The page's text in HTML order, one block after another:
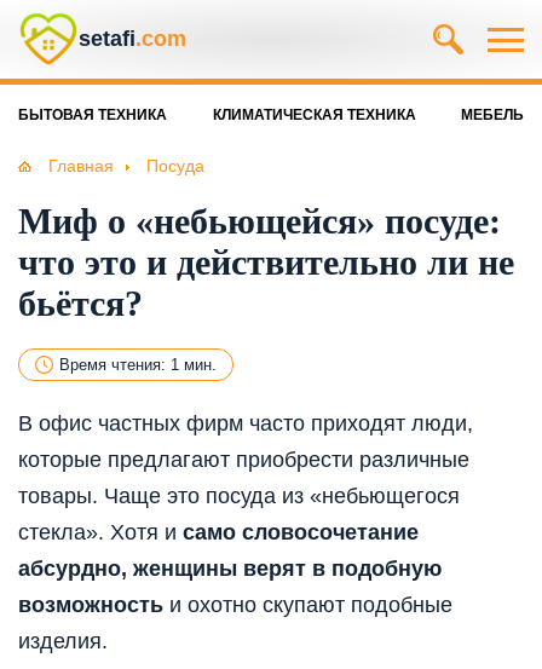
setafi.com
БЫТОВАЯ ТЕХНИКА КЛИМАТИЧЕСКАЯ ТЕХНИКА МЕБЕЛЬ
Главная Посуда
Миф о «небьющейся» посуде:
что это и действительно ли не
бьётся?
Время чтения: 1 мин.
В офис частных фирм часто приходят люди,
которые предлагают приобрести различные
товары. Чаще это посуда из «небьющегося
стекла». Хотя и само словосочетание
абсурдно, женщины верят в подобную
возможность и охотно скупают подобные
изделия.